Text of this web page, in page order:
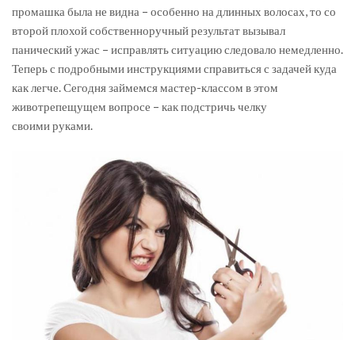
промашка была не видна – особенно на длинных волосах, то со
второй плохой собственноручный результат вызывал
панический ужас – исправлять ситуацию следовало немедленно.
Теперь с подробными инструкциями справиться с задачей куда
как легче. Сегодня займемся мастер-классом в этом
животрепещущем вопросе – как подстричь челку
своими руками.